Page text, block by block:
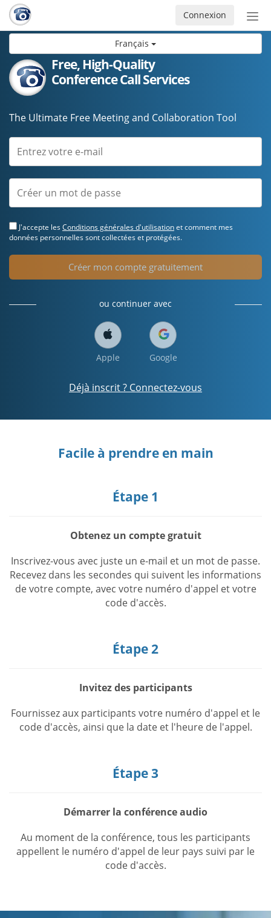
Français
ou
Connexion
Free, High-Quality
Conference Call Services
The Ultimate Free Meeting and Collaboration Tool
J'accepte lesConditions générales d'utilisationet comment mes
données personnelles sont collectées et protégées.
Créer mon compte gratuitement
ou continuer avec
Apple Google
Déjà inscrit ? Connectez-vous
Facile à prendre en main
Étape 1
Obtenez un compte gratuit
Inscrivez-vous avec juste un e-mail et un mot de passe.
Recevez dans les secondes qui suivent les informations
de votre compte, avec votre numéro d'appel et votre
code d'accès.
Étape 2
Invitez des participants
Fournissez aux participants votre numéro d'appel et le
code d'accès, ainsi que la date et l'heure de l'appel.
Étape 3
Démarrer la conférence audio
Au moment de la conférence, tous les participants
appellent le numéro d'appel de leur pays suivi par le
code d'accès.